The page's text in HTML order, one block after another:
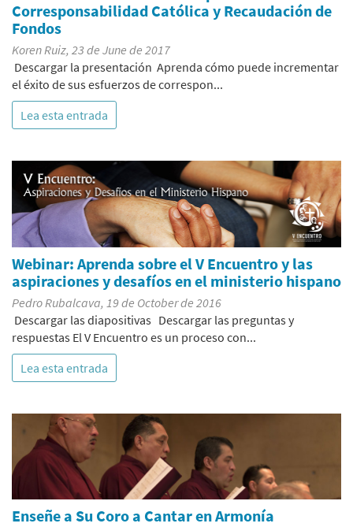
Corresponsabilidad Católica y Recaudación de
Fondos
Koren Ruiz, 23 de June de 2017
Descargar la presentación Aprenda cómo puede incrementar
el éxito de sus esfuerzos de correspon...
Lea esta entrada
Webinar: Aprenda sobre el V Encuentro y las
aspiraciones y desafíos en el ministerio hispano
Pedro Rubalcava, 19 de October de 2016
Descargar las diapositivas Descargar las preguntas y
respuestas El V Encuentro es un proceso con...
Lea esta entrada
Enseñe a Su Coro a Cantar en Armonía